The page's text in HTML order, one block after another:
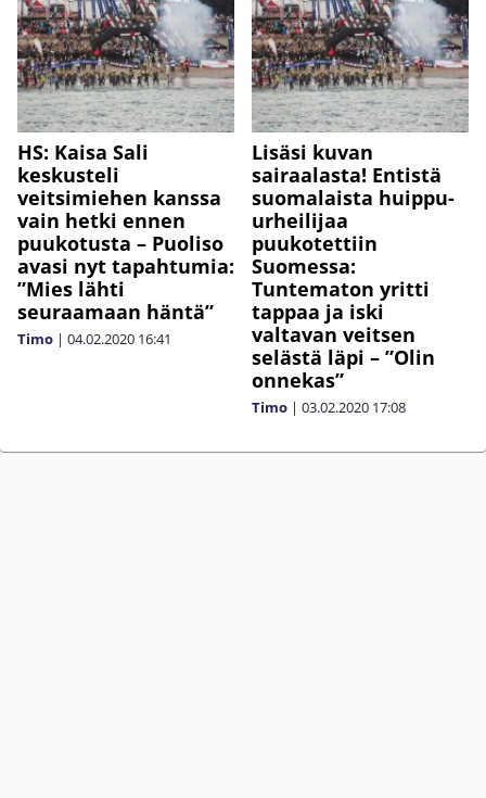
HS: Kaisa Sali
keskusteli
veitsimiehen kanssa
vain hetki ennen
puukotusta – Puoliso
avasi nyt tapahtumia:
”Mies lähti
seuraamaan häntä”
Timo | 04.02.2020 16:41
Lisäsi kuvan
sairaalasta! Entistä
suomalaista huippu-
urheilijaa
puukotettiin
Suomessa:
Tuntematon yritti
tappaa ja iski
valtavan veitsen
selästä läpi – ”Olin
onnekas”
Timo | 03.02.2020 17:08